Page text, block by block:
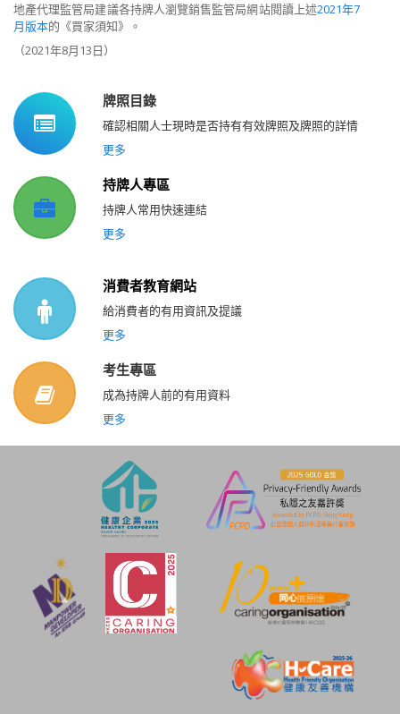
地產代理監管局建議各持牌人瀏覽銷售監管局網站閱讀上述2021年7
月版本的《買家須知》。
（2021年8月13日）
牌照目錄
確認相關人士現時是否持有有效牌照及牌照的詳情
更多
持牌人專區
持牌人常用快速連結
更多
消費者教育網站
給消費者的有用資訊及提議
更多
考生專區
成為持牌人前的有用資料
更多